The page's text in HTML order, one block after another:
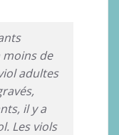
moins de
adultes
il y a
Les viols